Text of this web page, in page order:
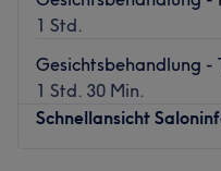
1 Std.
Gesichtsbehandlung -
1 Std. 30 Min.
Schnellansicht